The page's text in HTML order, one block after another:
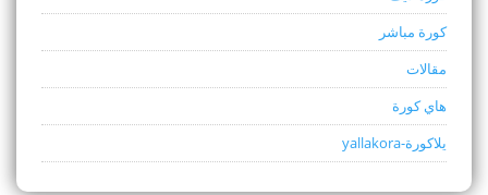
كورة مباشر
مقالات
هاي كورة
يلاكورة-yallakora